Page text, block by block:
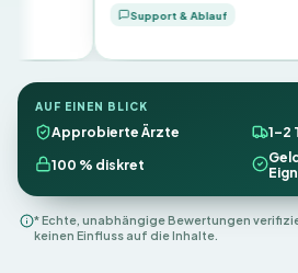
Support & Ablauf
AUF EINEN BLICK
Approbierte Ärzte
1–2
100 % diskret
* Echte, unabhängige Bewertungen
keinen Einfluss auf die Inhalte.